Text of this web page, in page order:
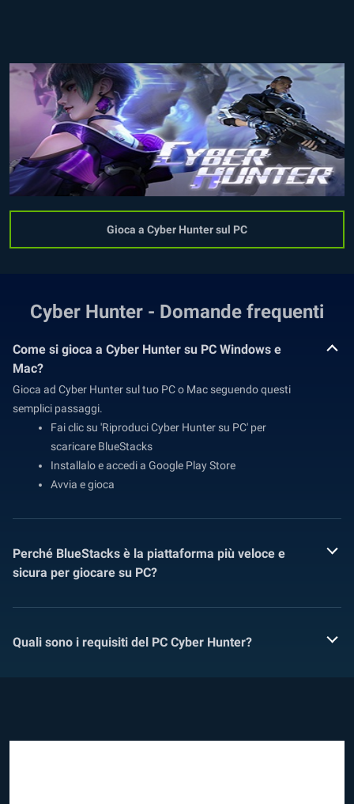
Gioca a Cyber Hunter sul PC
Cyber Hunter - Domande frequenti
Come si gioca a Cyber Hunter su PC Windows e
Mac?
Gioca ad Cyber Hunter sul tuo PC o Mac seguendo questi
semplici passaggi.
Fai clic su 'Riproduci Cyber Hunter su PC' per
scaricare BlueStacks
Installalo e accedi a Google Play Store
Avvia e gioca
Perché BlueStacks è la piattaforma più veloce e
sicura per giocare su PC?
Quali sono i requisiti del PC Cyber Hunter?